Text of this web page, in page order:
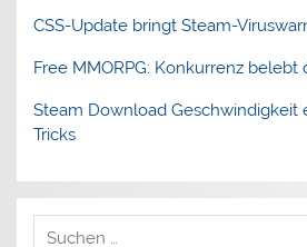
CSS-Update bringt Steam-
Free MMORPG: Konkurrenz belebt
Steam Download Geschwindigkeit
Tricks